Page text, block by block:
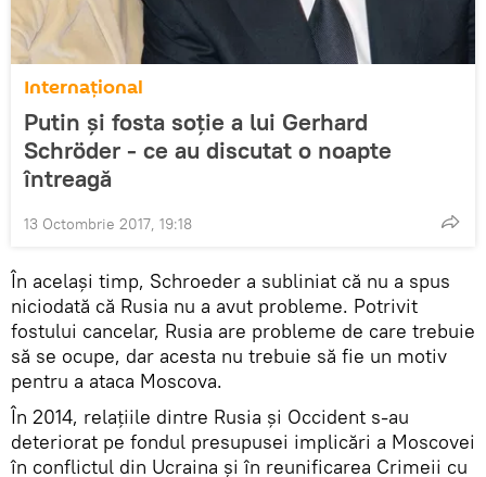
Internaţional
Putin și fosta soție a lui Gerhard
Schröder - ce au discutat o noapte
întreagă
13 Octombrie 2017, 19:18
În același timp, Schroeder a subliniat că nu a spus
niciodată că Rusia nu a avut probleme. Potrivit
fostului cancelar, Rusia are probleme de care trebuie
să se ocupe, dar acesta nu trebuie să fie un motiv
pentru a ataca Moscova.
În 2014, relațiile dintre Rusia și Occident s-au
deteriorat pe fondul presupusei implicări a Moscovei
în conflictul din Ucraina și în reunificarea Crimeii cu